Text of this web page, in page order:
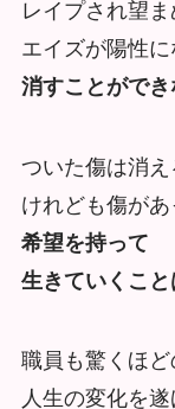
レイプされ望
エイズが陽性
消すことができ
ついた傷は消
けれども傷があ
希望を持って
生きていくこ
職員も驚くほど
人生の変化を